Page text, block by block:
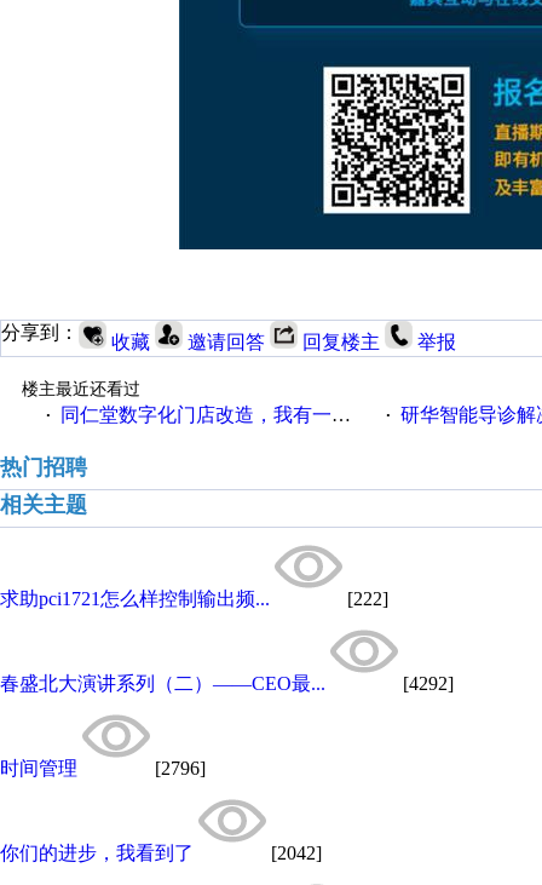
分享到： 收藏 邀请回答 回复楼主 举报
楼主最近还看过
·
同仁堂数字化门店改造，我有一剂良方 · 研华智能导诊解
热门招聘
相关主题
求助pci1721怎么样控制输出频... [222]
春盛北大演讲系列（二）——CEO最... [4292]
时间管理 [2796]
你们的进步，我看到了 [2042]